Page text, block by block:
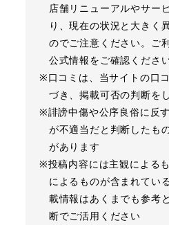
店舗リニューアルやサー
り、現在の状況と大きく
のでご注意ください。ご
公式情報をご確認ください
※口コミは、当サイトの口
づき、掲載可否の判断を
※誹謗中傷や公序良俗に反
が不適当だと判断したも
があります
※投稿内容には主観による
によるものが含まれてい
載情報はあくまでも参考
断でご活用ください